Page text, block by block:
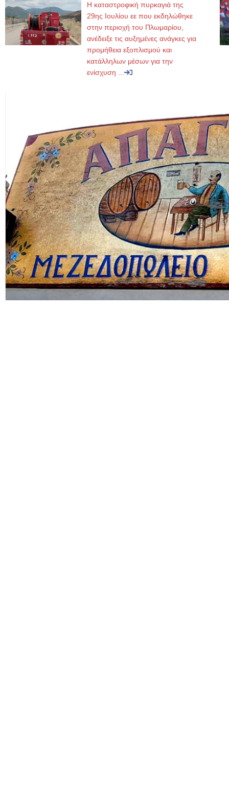
Η καταστροφική πυρκαγιά της
29ης Ιουλίου εε που εκδηλώθηκε
στην περιοχή του Πλωμαρίου,
ανέδειξε τις αυξημένες ανάγκες για
προμήθεια εξοπλισμού και
κατάλληλων μέσων για την
ενίσχυση ...